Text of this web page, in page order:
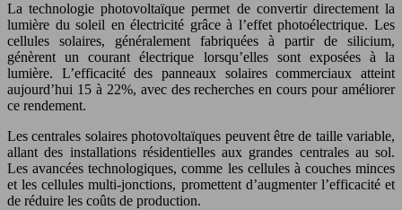
La technologie photovoltaïque permet de convertir directement la
lumière du soleil en électricité grâce à l’effet photoélectrique. Les
cellules solaires, généralement fabriquées à partir de silicium,
génèrent un courant électrique lorsqu’elles sont exposées à la
lumière. L’efficacité des panneaux solaires commerciaux atteint
aujourd’hui 15 à 22%, avec des recherches en cours pour améliorer
ce rendement.
Les centrales solaires photovoltaïques peuvent être de taille variable,
allant des installations résidentielles aux grandes centrales au sol.
Les avancées technologiques, comme les cellules à couches minces
et les cellules multi-jonctions, promettent d’augmenter l’efficacité et
de réduire les coûts de production.